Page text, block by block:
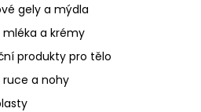
gely a mýdla
mléka a krémy
produkty pro tělo
ruce a nohy